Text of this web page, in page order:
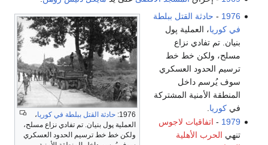
1976: حادثة القتل ببلطة في كوريا،
العملية پول بنيان. تم تفادي نزاع مسلح،
ولكن خط خط ترسيم الحدود العسكري
1976
- حادثة القتل ببلطة
في كوريا، العملية پول
بنيان. تم تفادي نزاع
مسلح، ولكن خط خط
ترسيم الحدود العسكري
سوف يُرسم داخل
المنطقة الأمنية المشتركة
فيكوريا
1979
- اتفاقيات لاجوس
تنهي الحرب الأهلية